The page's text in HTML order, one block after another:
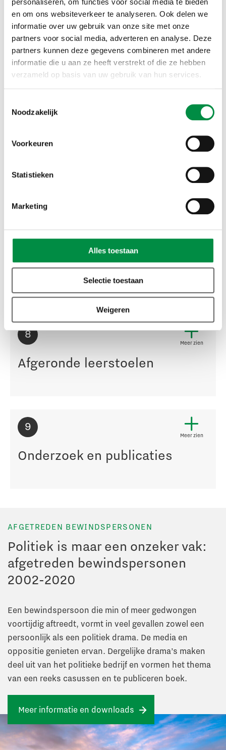
en om ons websiteverkeer te analyseren. Ook delen we
informatie over uw gebruik van onze site met onze
partners voor social media, adverteren en analyse. Deze
partners kunnen deze gegevens combineren met andere
informatie die u aan ze heeft verstrekt of die ze hebben
verzameld op basis van uw gebruik van hun services.
Noodzakelijk
Voorkeuren
Statistieken
Marketing
Alles toestaan
Selectie toestaan
Weigeren
6
Meer zien
ontwikkelings- en
en jongeren
7
Meer zien
Leerstoel Integratieve
pedagogiek kinderopvang-
onderwijs 0–13
8
Meer zien
Afgeronde leerstoelen
9
Meer zien
Onderzoek en publicaties
AFGETREDEN BEWINDSPERSONEN
Politiek is maar een onzeker vak:
afgetreden bewindspersonen
2002-2020
Een bewindspersoon die min of meer gedwongen
voortijdig aftreedt, vormt in veel gevallen zowel een
persoonlijk als een politiek drama. De media en
oppositie genieten ervan. Dergelijke drama’s maken
deel uit van het politieke bedrijf en vormen het thema
van een reeks casussen en te publiceren boek.
Meer informatie en downloads